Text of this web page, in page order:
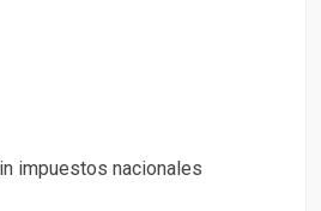
impuestos nacionales